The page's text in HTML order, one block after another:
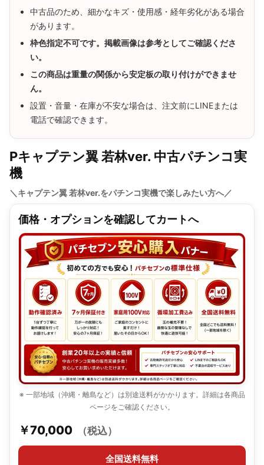
中古品のため、細かなキズ・使用感・経年劣化がある場合
があります。
枠色指定不可です。掲載画像は参考としてご確認くださ
い。
この商品は重量の関係から安定板の取り付けができませ
ん。
設置・音量・在庫が不安な場合は、注文前にLINEまたは
電話で確認できます。
Pキャプテン翼 若林ver. 中古パチンコ実
機
＼キャプテン翼 若林ver.をパチンコ実機で楽しみたい方へ／
価格・オプションを確認してカートへ
※ 一部地域（沖縄・離島など）は別途送料がかかります。詳細は各商品
ページをご確認ください。
￥70,000 （税込）
全国送料無料